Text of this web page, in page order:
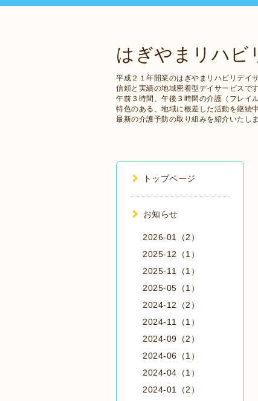
はぎやまリハビ
平成２１年開業のはぎやまリハビリデイ
信頼と実績の地域密着型デイサービスです
午前３時間、午後３時間の介護（フレイ
特色のある、地域に根差した活動を継続
最新の介護予防の取り組みを紹介いたしま
トップページ
お知らせ
2026-01（2）
2025-12（1）
2025-11（1）
2025-05（1）
2024-12（2）
2024-11（1）
2024-09（2）
2024-06（1）
2024-04（1）
2024-01（2）